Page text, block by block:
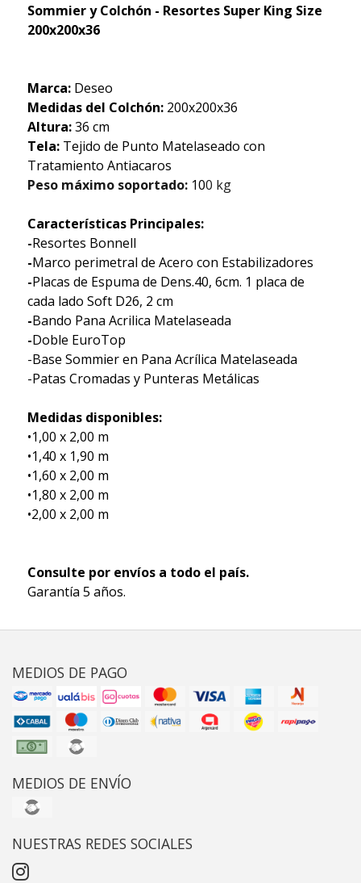
Sommier y Colchón - Resortes Super King Size
200x200x36
Marca:Deseo
Medidas del Colchón:200x200x36
Altura:36 cm
Tela:Tejido de Punto Matelaseado con
Tratamiento Antiacaros
Peso máximo soportado:100 kg
Características Principales:
-Resortes Bonnell
-Marco perimetral de Acero con Estabilizadores
-Placas de Espuma de Dens.40, 6cm. 1 placa de
cada lado Soft D26, 2 cm
-Bando Pana Acrilica Matelaseada
-Doble EuroTop
-Base Sommier en Pana Acrílica Matelaseada
-Patas Cromadas y Punteras Metálicas
Medidas disponibles:
•1,00 x 2,00 m
•1,40 x 1,90 m
•1,60 x 2,00 m
•1,80 x 2,00 m
•2,00 x 2,00 m
Consulte por envíos a todo el país.
Garantía 5 años.
MEDIOS DE PAGO
MEDIOS DE ENVÍO
NUESTRAS REDES SOCIALES